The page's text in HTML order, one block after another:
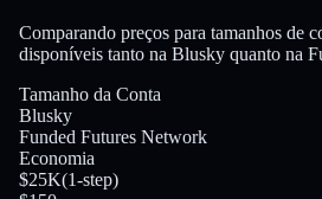
Comparando preços para tamanhos de
disponíveis tanto na Blusky quanto na
Tamanho da Conta
Blusky
Funded Futures Network
Economia
$25K(1-step)